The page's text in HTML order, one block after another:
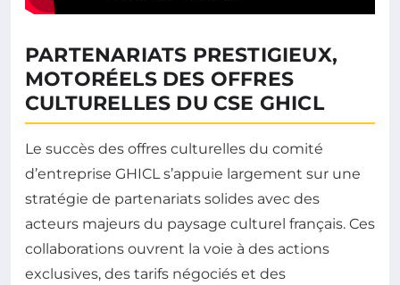
PARTENARIATS PRESTIGIEUX,
MOTORÉELS DES OFFRES
CULTURELLES DU CSE GHICL
Le succès des offres culturelles du comité
d’entreprise GHICL s’appuie largement sur une
stratégie de partenariats solides avec des
acteurs majeurs du paysage culturel français. Ces
collaborations ouvrent la voie à des actions
exclusives, des tarifs négociés et des